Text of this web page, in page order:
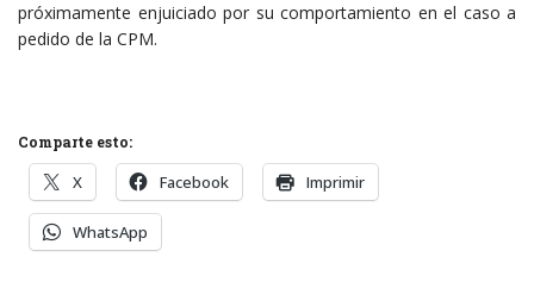
próximamente enjuiciado por su comportamiento en el caso a
pedido de la CPM.
Comparte esto:
X Facebook Imprimir
WhatsApp